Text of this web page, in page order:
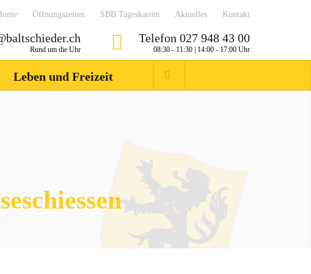
Öffnungszeiten SBB Tageskarten Aktuelles Kontakt
Rund um die Uhr
Telefon 027 948 43 00
08:30 - 11:30 | 14:00 - 17:00 Uhr
Leben und Freizeit